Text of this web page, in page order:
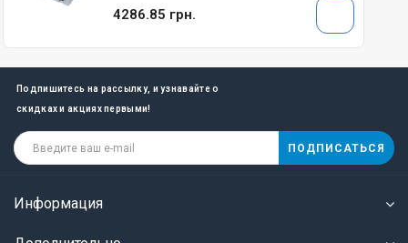
4286.85 грн.
Подпишитесь на рассылку, и узнавайте о
скидках и акциях первыми!
ПОДПИСАТЬСЯ
Информация